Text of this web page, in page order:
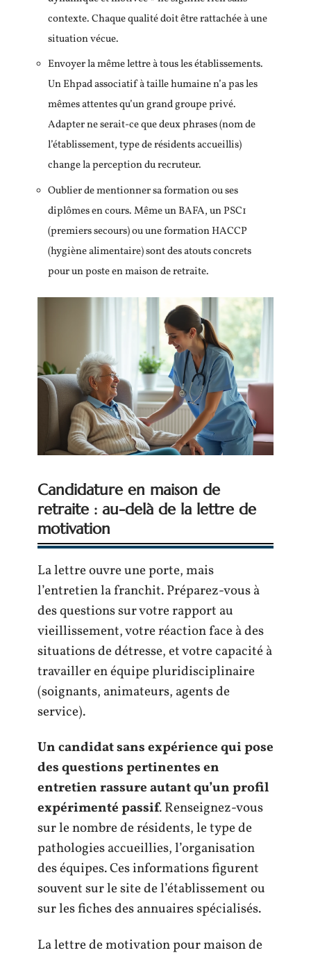
contexte. Chaque qualité doit être rattachée à une
situation vécue.
Envoyer la même lettre à tous les établissements.
Un Ehpad associatif à taille humaine n’a pas les
mêmes attentes qu’un grand groupe privé.
Adapter ne serait-ce que deux phrases (nom de
l’établissement, type de résidents accueillis)
change la perception du recruteur.
Oublier de mentionner sa formation ou ses
diplômes en cours. Même un BAFA, un PSC1
(premiers secours) ou une formation HACCP
(hygiène alimentaire) sont des atouts concrets
pour un poste en maison de retraite.
Candidature en maison de
retraite : au-delà de la lettre de
motivation
La lettre ouvre une porte, mais
l’entretien la franchit. Préparez-vous à
des questions sur votre rapport au
vieillissement, votre réaction face à des
situations de détresse, et votre capacité à
travailler en équipe pluridisciplinaire
(soignants, animateurs, agents de
service).
Un candidat sans expérience qui pose
des questions pertinentes en
entretien rassure autant qu’un profil
expérimenté passif. Renseignez-vous
sur le nombre de résidents, le type de
pathologies accueillies, l’organisation
des équipes. Ces informations figurent
souvent sur le site de l’établissement ou
sur les fiches des annuaires spécialisés.
La lettre de motivation pour maison de